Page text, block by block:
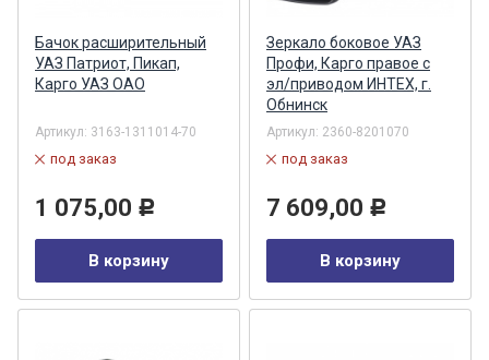
Бачок расширительный
УАЗ Патриот, Пикап,
Карго УАЗ ОАО
Артикул: 3163-1311014-70
под заказ
1 075,00 Р
В корзину
Зеркало боковое УАЗ
Профи, Карго правое с
эл/приводом ИНТЕХ, г.
Обнинск
Артикул: 2360-8201070
под заказ
7 609,00 Р
В корзину